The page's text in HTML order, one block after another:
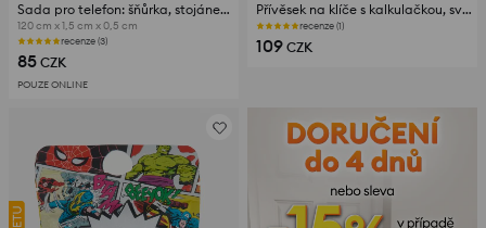
Sada pro telefon: šňůrka, stojánek a ochrana kabelu 3 pack
120 cm x 1,5 cm x 0,5 cm
recenze (3)
85 CZK
POUZE ONLINE
Přívěsek na klíče s kalkulačkou, svítilnou ve tvaru tlapky a zvonečkem
recenze (1)
109 CZK